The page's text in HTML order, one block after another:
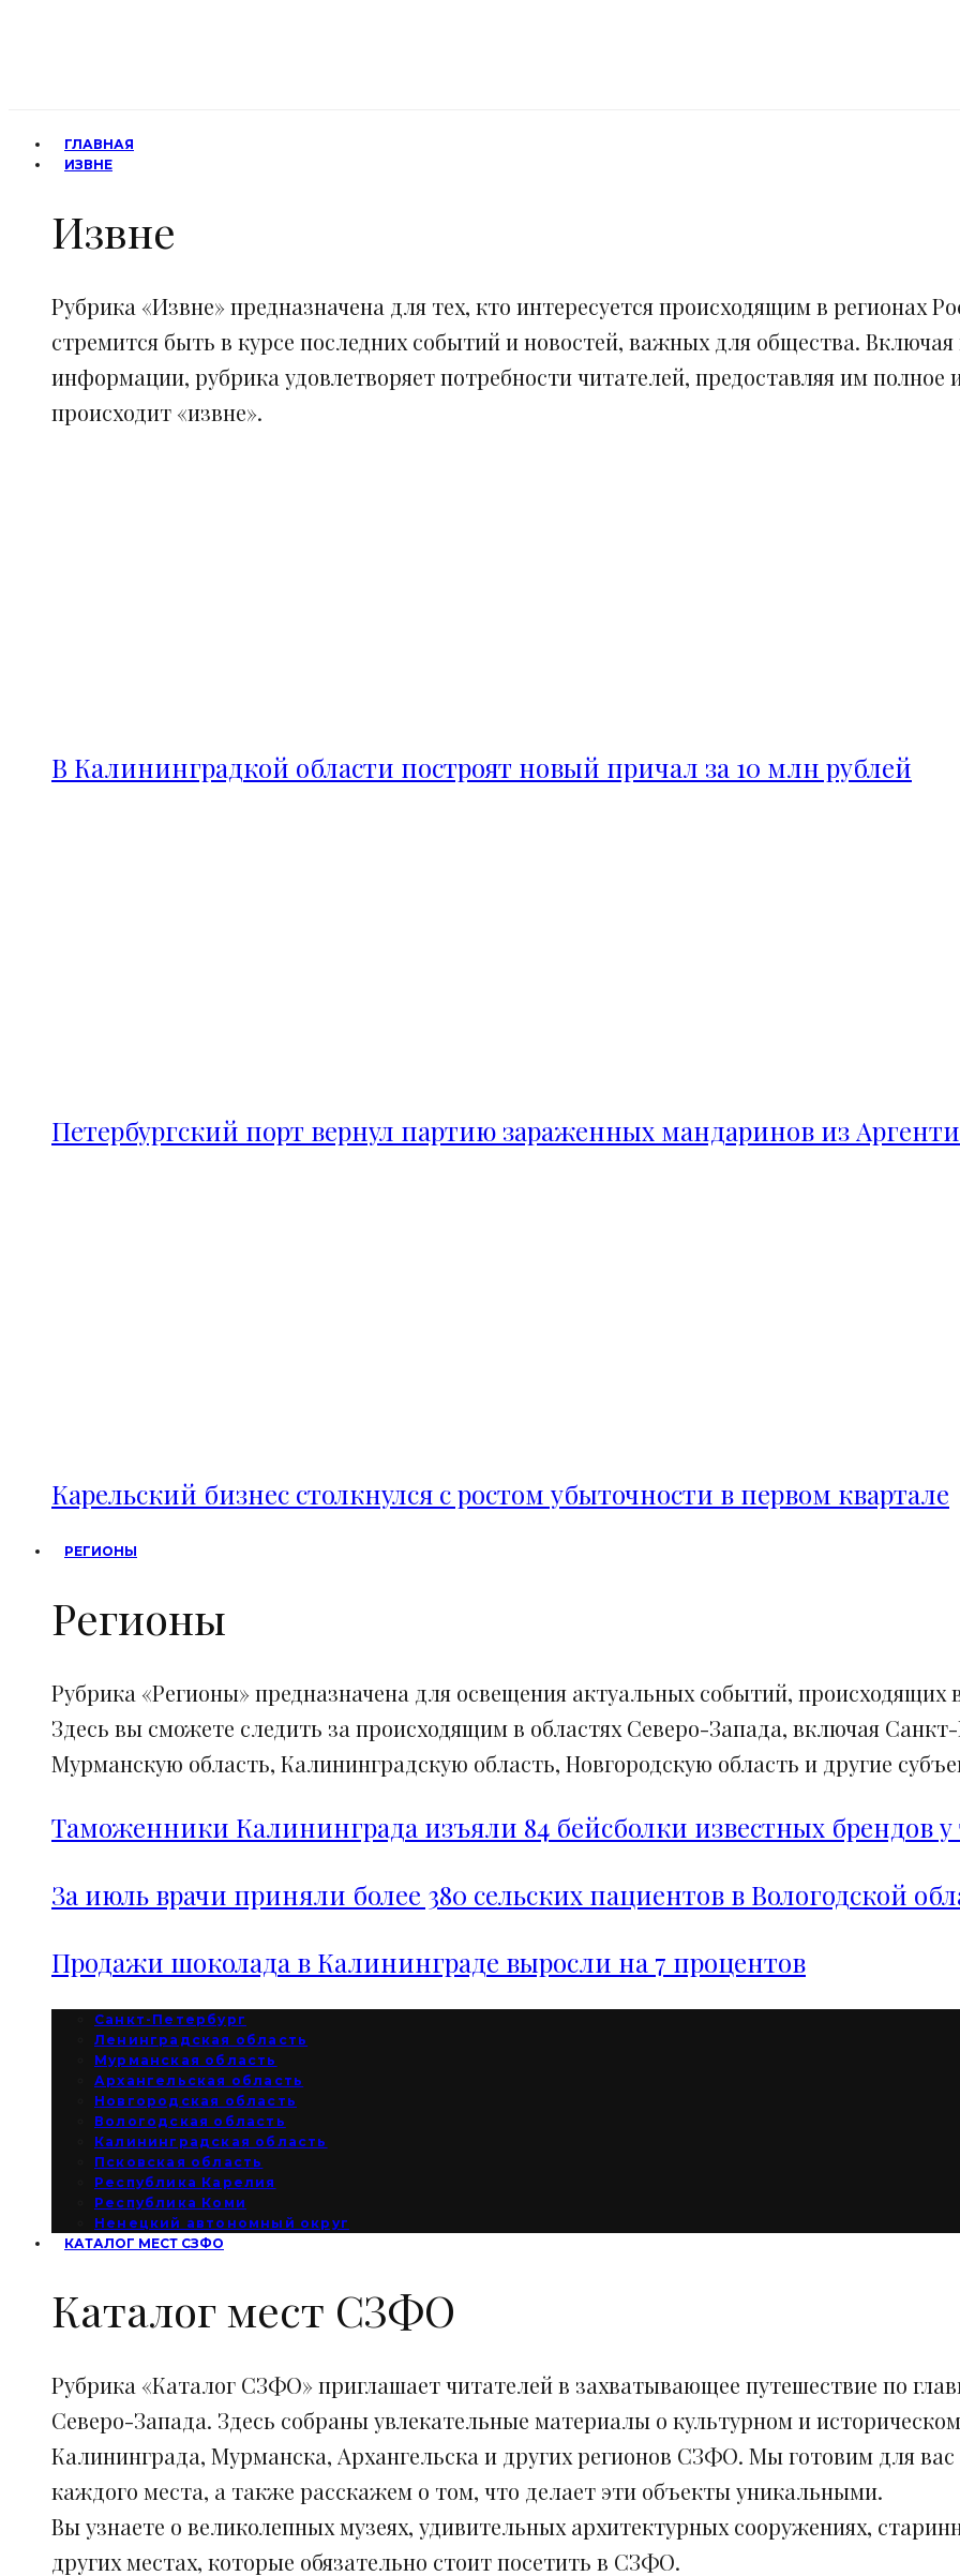
ГЛАВНАЯ
ИЗВНЕ
Извне
Рубрика «Извне» предназначена для тех, кто интересуется происходящим в регионах
стремится быть в курсе последних событий и новостей, важных для общества.
информации, рубрика удовлетворяет потребности читателей, предоставляя им полное
происходит «извне».
В Калининградкой области построят новый причал за 10 млн рублей
Петербургский порт вернул партию зараженных мандаринов из
Карельский бизнес столкнулся с ростом убыточности в первом квартале
РЕГИОНЫ
Регионы
Рубрика «Регионы» предназначена для освещения актуальных событий, происходящих
Здесь вы сможете следить за происходящим в областях Северо-Запада, включая
Мурманскую область, Калининградскую область, Новгородскую область и другие
Таможенники Калининграда изъяли 84 бейсболки известных брендов у
За июль врачи приняли более 380 сельских пациентов в Вологодской
Продажи шоколада в Калининграде выросли на 7 процентов
Санкт-Петербург
Ленинградская область
Мурманская область
Архангельская область
Новгородская область
Вологодская область
Калининградская область
Псковская область
Республика Карелия
Республика Коми
Ненецкий автономный округ
КАТАЛОГ МЕСТ СЗФО
Каталог мест СЗФО
Рубрика «Каталог СЗФО» приглашает читателей в захватывающее путешествие по
Северо-Запада. Здесь собраны увлекательные материалы о культурном и
Калининграда, Мурманска, Архангельска и других регионов СЗФО. Мы готовим для
каждого места, а также расскажем о том, что делает эти объекты уникальными.
Вы узнаете о великолепных музеях, удивительных архитектурных сооружениях,
других местах, которые обязательно стоит посетить в СЗФО.